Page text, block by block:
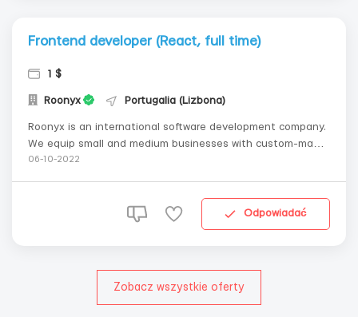
Frontend developer (React, full time)
1 $
Roonyx Portugalia (Lizbona)
Roonyx is an international software development company.
We equip small and medium businesses with custom-made
web & mobile apps, providing easy and efficient tools to
06-10-2022
Odpowiadać
Zobacz wszystkie oferty